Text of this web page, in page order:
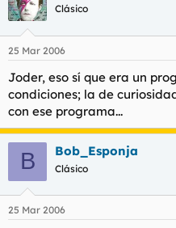
Clásico
25 Mar 2006
Joder, eso sí que era un
condiciones; la de
con ese programa...
B Bob_Esponja
Clásico
25 Mar 2006